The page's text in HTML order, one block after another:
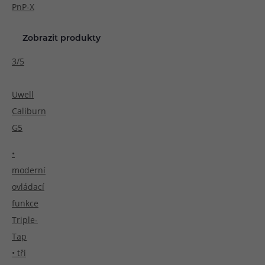
PnP-X
Zobrazit produkty
3/5
Uwell
Caliburn
G5
•
moderní
ovládací
funkce
Triple-
Tap
• tři